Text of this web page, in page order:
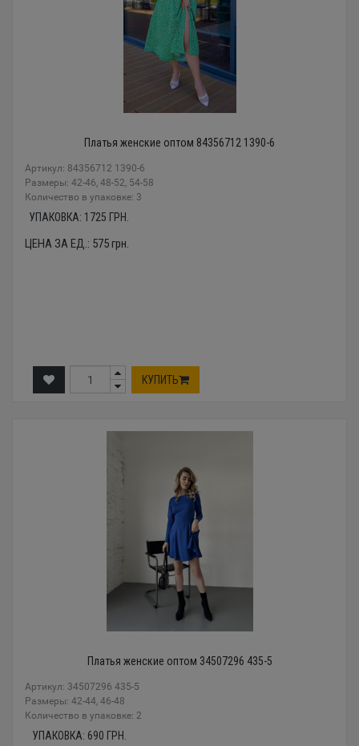
Платья женские оптом 84356712 1390-6
Артикул: 84356712 1390-6
Размеры: 42-46, 48-52, 54-58
Количество в упаковке: 3
УПАКОВКА: 1725 ГРН.
ЦЕНА ЗА ЕД.: 575грн.
КУПИТЬ
Платья женские оптом 34507296 435-5
Артикул: 34507296 435-5
Размеры: 42-44, 46-48
Количество в упаковке: 2
УПАКОВКА: 690 ГРН.